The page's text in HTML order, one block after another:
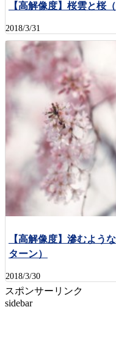
【高解像度】桜雲と桜
2018/3/31
【高解像度】滲むよう
ターン）
2018/3/30
スポンサーリンク
sidebar